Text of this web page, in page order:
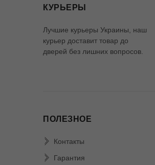
КУРЬЕРЫ
Лучшие курьеры Украины, наш
курьер доставит товар до
дверей без лишних вопросов.
ПОЛЕЗНОЕ
Контакты
Гарантия